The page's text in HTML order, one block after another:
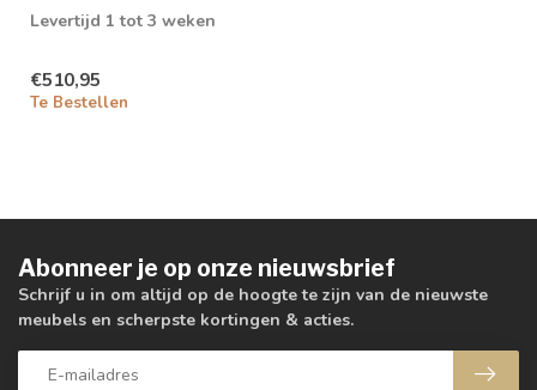
Levertijd 1 tot 3 weken
€510,95
Te Bestellen
Abonneer je op onze nieuwsbrief
Schrijf u in om altijd op de hoogte te zijn van de nieuwste
meubels en scherpste kortingen & acties.